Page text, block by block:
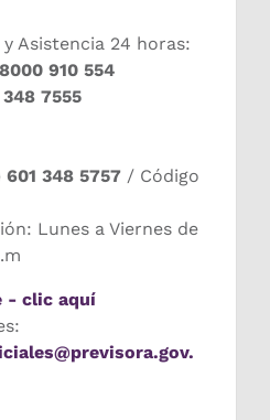
Asistencia 24 horas:
910 554
7555
601 348 5757 / Código
Lunes a Viernes de
- clic aquí